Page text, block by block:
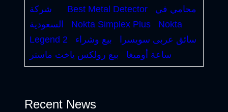
شركة
Best Metal Detector
محامي في
السعودية
Nokta Simplex Plus
Nokta
Legend 2
سائق عربى سويسرا
بيع وشراء
ساعة أوميغا
بيع رولكس ياخت ماستر
Recent News